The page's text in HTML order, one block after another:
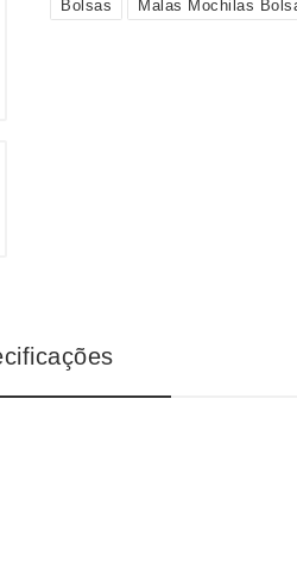
Bolsas Malas Mochilas